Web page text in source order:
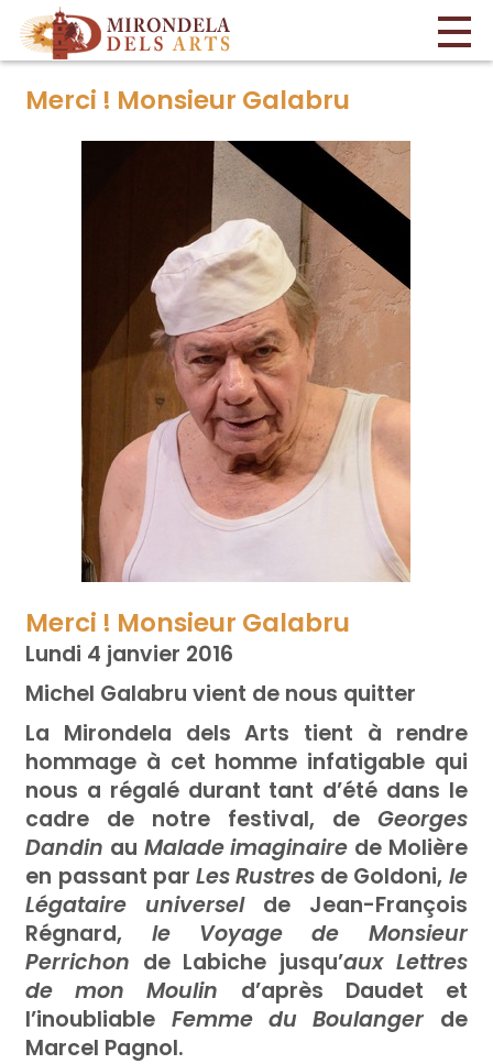
Merci ! Monsieur Galabru
Merci ! Monsieur Galabru
Lundi 4 janvier 2016
Michel Galabru vient de nous quitter
La Mirondela dels Arts tient à rendre
hommage à cet homme infatigable qui
nous a régalé durant tant d’été dans le
cadre de notre festival, de Georges
Dandin au Malade imaginaire de Molière
en passant par Les Rustres de Goldoni, le
Légataire universel de Jean-François
Régnard, le Voyage de Monsieur
Perrichon de Labiche jusqu’aux Lettres
de mon Moulin d’après Daudet et
l’inoubliable Femme du Boulanger de
Marcel Pagnol.